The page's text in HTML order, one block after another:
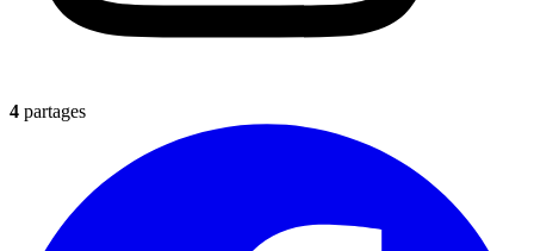
4 partages